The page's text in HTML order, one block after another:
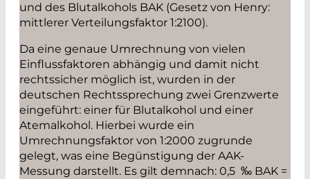
und des Blutalkohols BAK (Gesetz von Henry:
mittlerer Verteilungsfaktor 1:2100).
Da eine genaue Umrechnung von vielen
Einflussfaktoren abhängig und damit nicht
rechtssicher möglich ist, wurden in der
deutschen Rechtssprechung zwei Grenzwerte
eingeführt: einer für Blutalkohol und einer
Atemalkohol. Hierbei wurde ein
Umrechnungsfaktor von 1:2000 zugrunde
gelegt, was eine Begünstigung der AAK-
Messung darstellt. Es gilt demnach: 0,5 ‰ BAK =